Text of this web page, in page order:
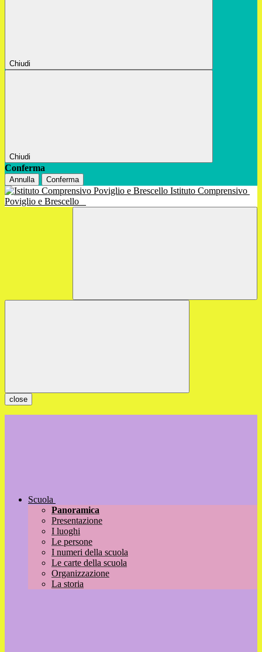
Chiudi
Chiudi
Conferma
Annulla Conferma
Istituto Comprensivo
Poviglio e Brescello
close
Scuola
Panoramica
Presentazione
I luoghi
Le persone
I numeri della scuola
Le carte della scuola
Organizzazione
La storia